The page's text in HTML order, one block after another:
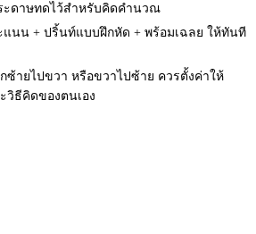
ะดาษทดไว้สำหรับคิดคำนวณ
แนน + ปริ้นท์แบบฝึกหัด + พร้อมเฉลย ให้ทันที
ซ้ายไปขวา หรือขวาไปซ้าย ควรตั้งค่าให้
วิธีคิดของตนเอง